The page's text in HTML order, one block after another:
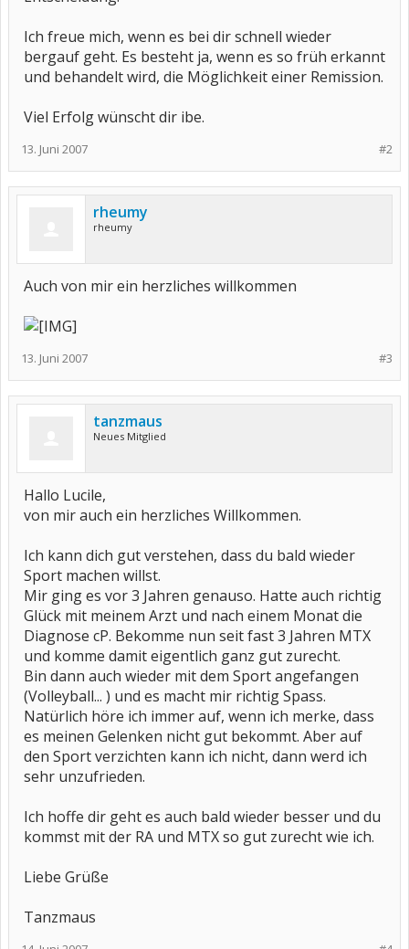
Ich freue mich, wenn es bei dir schnell wieder
bergauf geht. Es besteht ja, wenn es so früh erkannt
und behandelt wird, die Möglichkeit einer Remission.
Viel Erfolg wünscht dir ibe.
#2
13. Juni 2007
rheumy
rheumy
Auch von mir ein herzliches willkommen
#3
13. Juni 2007
tanzmaus
Neues Mitglied
Hallo Lucile,
von mir auch ein herzliches Willkommen.
Ich kann dich gut verstehen, dass du bald wieder
Sport machen willst.
Mir ging es vor 3 Jahren genauso. Hatte auch richtig
Glück mit meinem Arzt und nach einem Monat die
Diagnose cP. Bekomme nun seit fast 3 Jahren MTX
und komme damit eigentlich ganz gut zurecht.
Bin dann auch wieder mit dem Sport angefangen
(Volleyball... ) und es macht mir richtig Spass.
Natürlich höre ich immer auf, wenn ich merke, dass
es meinen Gelenken nicht gut bekommt. Aber auf
den Sport verzichten kann ich nicht, dann werd ich
sehr unzufrieden.
Ich hoffe dir geht es auch bald wieder besser und du
kommst mit der RA und MTX so gut zurecht wie ich.
Liebe Grüße
Tanzmaus